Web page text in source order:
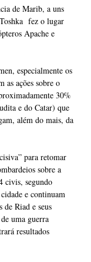
de Marib, a uns
fez o lugar
Apache e
especialmente os
as ações sobre o
30%
e do Catar) que
além do mais, da
para retomar
sobre a
civis, segundo
e continuam
de Riad e seus
uma guerra
resultados